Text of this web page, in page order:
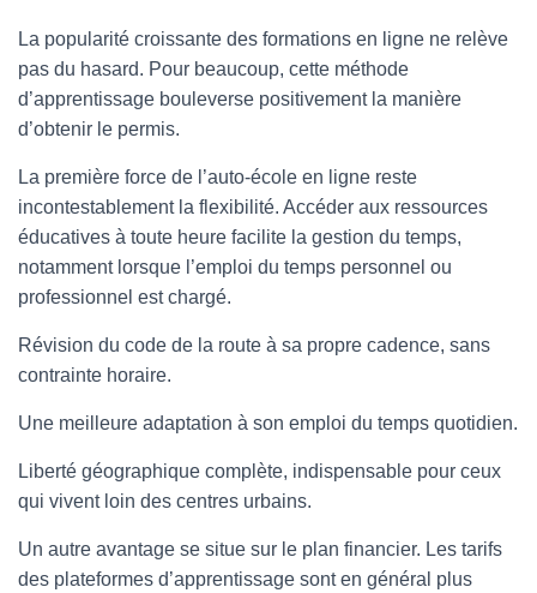
La popularité croissante des formations en ligne ne relève
pas du hasard. Pour beaucoup, cette méthode
d’apprentissage bouleverse positivement la manière
d’obtenir le permis.
La première force de l’auto-école en ligne reste
incontestablement la flexibilité. Accéder aux ressources
éducatives à toute heure facilite la gestion du temps,
notamment lorsque l’emploi du temps personnel ou
professionnel est chargé.
Révision du code de la route à sa propre cadence, sans
contrainte horaire.
Une meilleure adaptation à son emploi du temps quotidien.
Liberté géographique complète, indispensable pour ceux
qui vivent loin des centres urbains.
Un autre avantage se situe sur le plan financier. Les tarifs
des plateformes d’apprentissage sont en général plus